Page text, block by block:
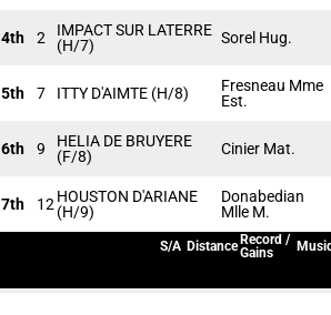
4th 2
IMPACT SUR LATERRE
(H/7)
Sorel Hug.
5th 7 ITTY D'AIMTE (H/8)
Fresneau Mme
Est.
6th 9
HELIA DE BRUYERE
(F/8)
Cinier Mat.
7th 12 HOUSTON D'ARIANE
(H/9)
Donabedian
Mlle M.
S/A Distance Record /
Gains